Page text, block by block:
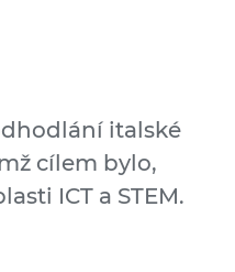
italské
cílem bylo,
ICT a STEM.